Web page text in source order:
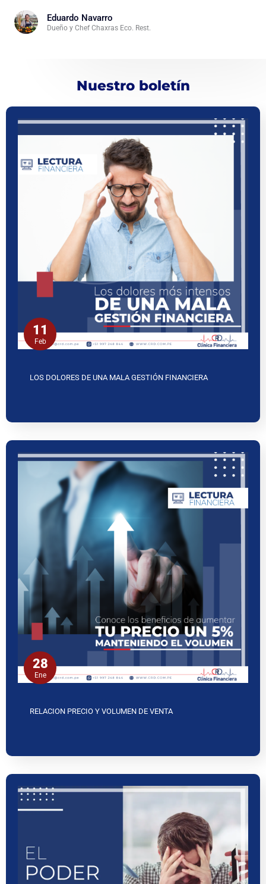
Eduardo Navarro
Dueño y Chef Chaxras Eco. Rest.
Nuestro boletín
11
Feb
LOS DOLORES DE UNA MALA GESTIÓN FINANCIERA
28
Ene
RELACION PRECIO Y VOLUMEN DE VENTA